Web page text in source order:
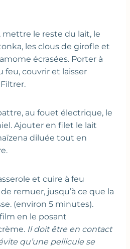
mettre le reste du lait, le
les clous de girofle et
écrasées. Porter à
feu, couvrir et laisser
au fouet électrique, le
Ajouter en filet le lait
diluée tout en
et cuire à feu
remuer, jusqu’à ce que la
(environ 5 minutes).
en le posant
Il doit être en contact
qu’une pellicule se